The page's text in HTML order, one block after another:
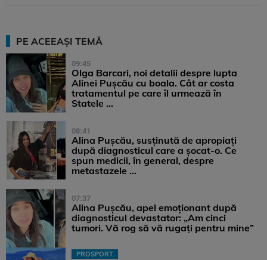
PE ACEEAȘI TEMĂ
09:45
Olga Barcari, noi detalii despre lupta
Alinei Pușcău cu boala. Cât ar costa
tratamentul pe care îl urmează în
Statele ...
08:41
Alina Pușcău, susținută de apropiați
după diagnosticul care a șocat-o. Ce
spun medicii, în general, despre
metastazele ...
07:37
Alina Pușcău, apel emoționant după
diagnosticul devastator: „Am cinci
tumori. Vă rog să vă rugați pentru mine”
PROSPORT